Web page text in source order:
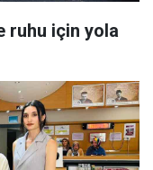
ruhu için yola